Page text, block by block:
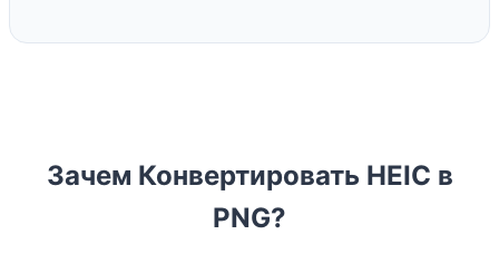
Зачем Конвертировать HEIC в
PNG?